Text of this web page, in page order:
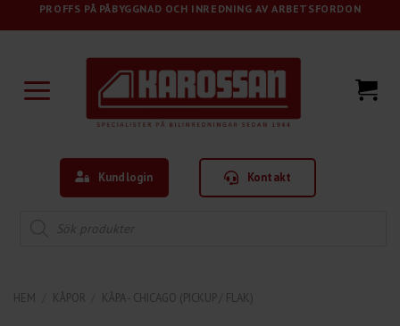
to
PROFFS PÅ PÅBYGGNAD OCH INREDNING AV ARBETSFORDON
Kundlogin Kontakt
search
HEM KÅPOR KÅPA - CHICAGO (PICKUP / FLAK)